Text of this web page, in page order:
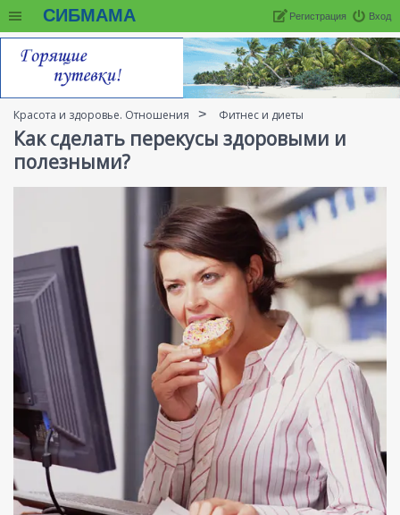
СИБМАМА Вход
Регистрация
Красота и здоровье. Отношения Фитнес и диеты
Как сделать перекусы здоровыми и
полезными?